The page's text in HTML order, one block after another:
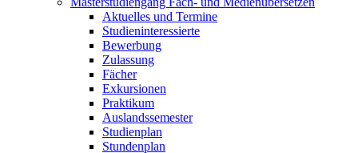
Aktuelles und Termine
Studieninteressierte
Bewerbung
Zulassung
Fächer
Exkursionen
Praktikum
Auslandssemester
Studienplan
Stundenplan